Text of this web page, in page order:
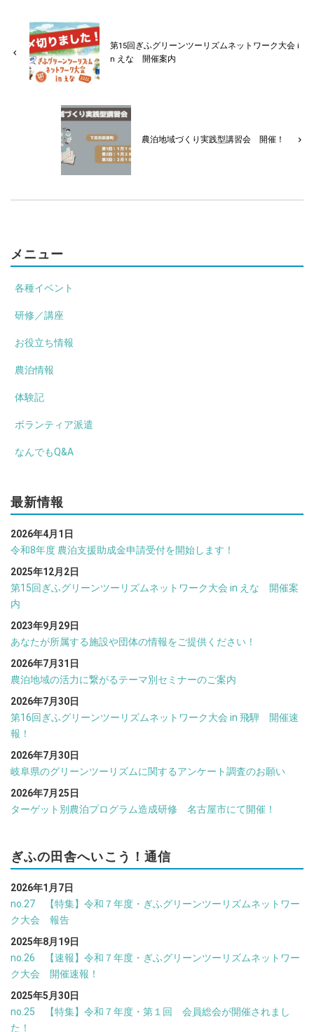
第15回ぎふグリーンツーリズムネットワーク大会 i
n えな 開催案内
農泊地域づくり実践型講習会 開催！
メニュー
各種イベント
研修／講座
お役立ち情報
農泊情報
体験記
ボランティア派遣
なんでもQ&A
最新情報
2026年4月1日
令和8年度 農泊支援助成金申請受付を開始します！
2025年12月2日
第15回ぎふグリーンツーリズムネットワーク大会 in えな 開催案
内
2023年9月29日
あなたが所属する施設や団体の情報をご提供ください！
2026年7月31日
農泊地域の活力に繋がるテーマ別セミナーのご案内
2026年7月30日
第16回ぎふグリーンツーリズムネットワーク大会 in 飛騨 開催速
報！
2026年7月30日
岐阜県のグリーンツーリズムに関するアンケート調査のお願い
2026年7月25日
ターゲット別農泊プログラム造成研修 名古屋市にて開催！
ぎふの田舎へいこう！通信
2026年1月7日
no.27 【特集】令和７年度・ぎふグリーンツーリズムネットワー
ク大会 報告
2025年8月19日
no.26 【速報】令和７年度・ぎふグリーンツーリズムネットワー
ク大会 開催速報！
2025年5月30日
no.25 【特集】令和７年度・第１回 会員総会が開催されまし
た！